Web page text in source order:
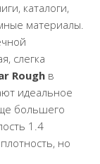
каталоги,
материалы.
слегка
Rough в
идеальное
большего
1.4
но